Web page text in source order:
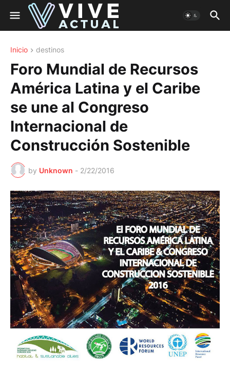
Inicio destinos
Foro Mundial de Recursos
América Latina y el Caribe
se une al Congreso
Internacional de
Construcción Sostenible
by Unknown - 2/22/2016